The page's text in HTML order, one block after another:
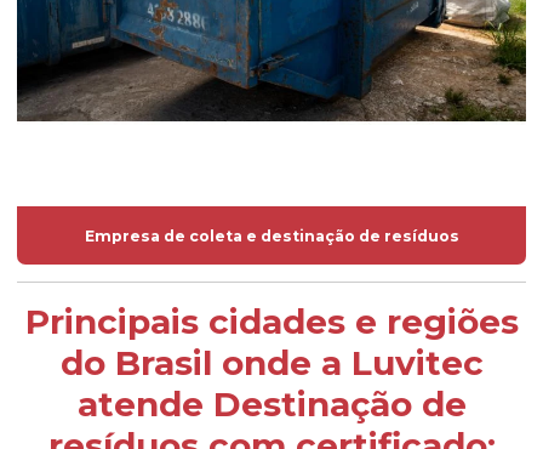
Empresa de coleta e destinação de resíduos
Principais cidades e regiões
do Brasil onde a Luvitec
atende Destinação de